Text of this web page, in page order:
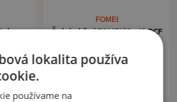
FOMEI
Ďalekohľad FOMEI 10x42 DCF
179,00 €
lokalita používa
používame na